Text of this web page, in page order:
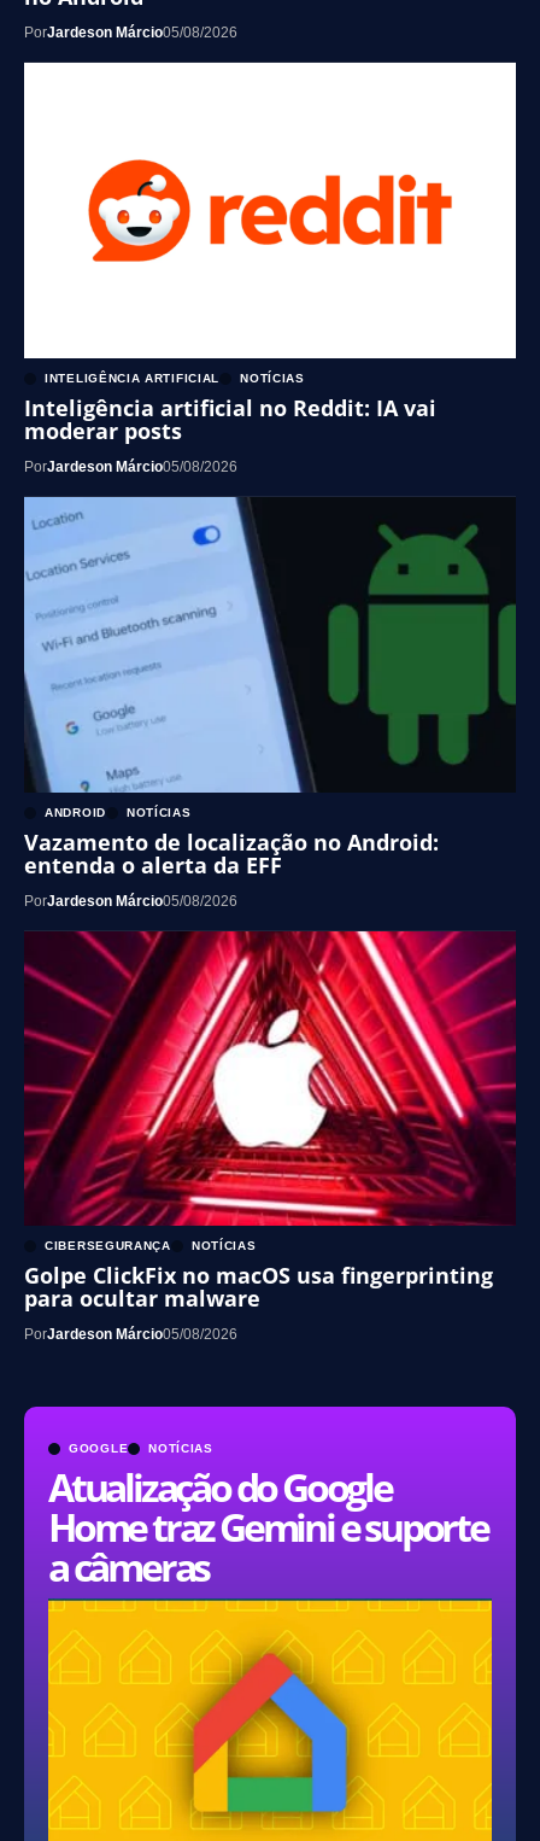
GOOGLE NOTÍCIAS
Atualização do Google
Home traz Gemini e suporte
a câmeras
PorJardeson Márcio05/08/2026
INTELIGÊNCIA ARTIFICIAL NOTÍCIAS
Inteligência artificial no Reddit: IA vai
moderar posts
PorJardeson Márcio05/08/2026
ANDROID NOTÍCIAS
Vazamento de localização no Android:
entenda o alerta da EFF
PorJardeson Márcio05/08/2026
CIBERSEGURANÇA NOTÍCIAS
Golpe ClickFix no macOS usa fingerprinting
para ocultar malware
PorJardeson Márcio05/08/2026